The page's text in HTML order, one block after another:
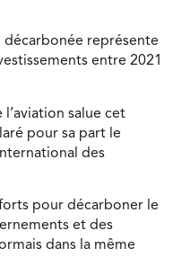
décarbonée représente
entre 2021
salue cet
pour sa part le
des
pour décarboner le
et des
dans la même